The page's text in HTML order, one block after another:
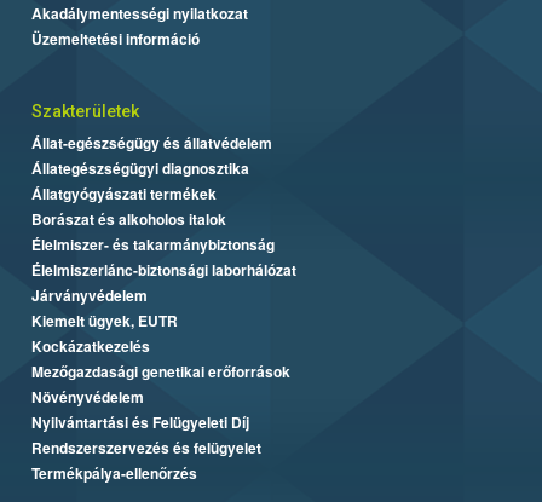
Akadálymentességi nyilatkozat
Üzemeltetési információ
Szakterületek
Állat-egészségügy és állatvédelem
Állategészségügyi diagnosztika
Állatgyógyászati termékek
Borászat és alkoholos italok
Élelmiszer- és takarmánybiztonság
Élelmiszerlánc-biztonsági laborhálózat
Járványvédelem
Kiemelt ügyek, EUTR
Kockázatkezelés
Mezőgazdasági genetikai erőforrások
Növényvédelem
Nyilvántartási és Felügyeleti Díj
Rendszerszervezés és felügyelet
Termékpálya-ellenőrzés